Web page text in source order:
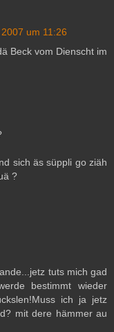
um 11:26
Beck vom Dienscht im
sich äs süppli go ziäh
?
tuts mich gad
bestimmt wieder
ich ja jetz
mit dere hämmer au